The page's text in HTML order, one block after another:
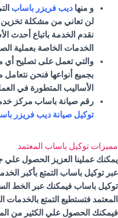
و منها ديب فريزر باساب
لن تعاني من مشكلة تخزين
نقدم الخدمة باتباع أحدث
الخدمات الخاصة بعملية
والتي تعمل على تصليح أي
بجميع أنواعها فنحن نتعامل
الأساليب المتطورة في
رقم صيانة باساب مركز
توكيل صيانة ديب فريزر
مميزات توكيل باساب المعتمد
يمكنك عملينا العزيز الحصول علي
عبر توكيل باساب التمتع بأكبر
توكيل باساب فيمكنك عبر الخط
المعتمد فتستطيع التمتع
فيمكنك الحصول علي الكثير من